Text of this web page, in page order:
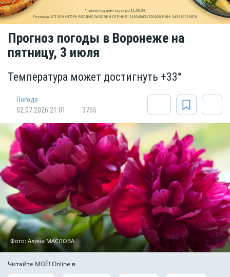
Прогноз погоды в Воронеже на
пятницу, 3 июля
Температура может достигнуть +33°
Погода
02.07.2026 21:01
3755
Фото: Алина МАСЛОВА
Читайте МОЁ! Online в